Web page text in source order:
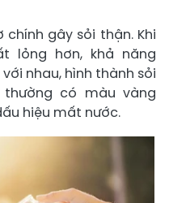
gây sỏi thận. Khi
lỏng hơn, khả năng
nhau, hình thành sỏi
có màu vàng
hiệu mất nước.